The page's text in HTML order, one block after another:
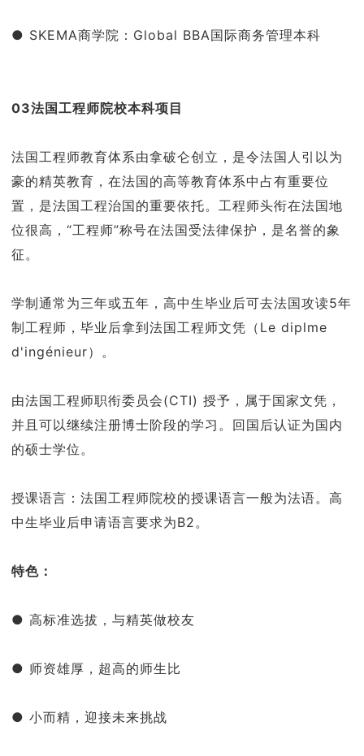
● SKEMA商学院：Global BBA国际商务管理本科
03法国工程师院校本科项目
法国工程师教育体系由拿破仑创立，是令法国人引以为
豪的精英教育，在法国的高等教育体系中占有重要位
置，是法国工程治国的重要依托。工程师头衔在法国地
位很高，“工程师”称号在法国受法律保护，是名誉的象
征。
学制通常为三年或五年，高中生毕业后可去法国攻读5年
制工程师，毕业后拿到法国工程师文凭（Le diplme
d'ingénieur）。
由法国工程师职衔委员会(CTI) 授予，属于国家文凭，
并且可以继续注册博士阶段的学习。回国后认证为国内
的硕士学位。
授课语言：法国工程师院校的授课语言一般为法语。高
中生毕业后申请语言要求为B2。
特色：
● 高标准选拔，与精英做校友
● 师资雄厚，超高的师生比
● 小而精，迎接未来挑战